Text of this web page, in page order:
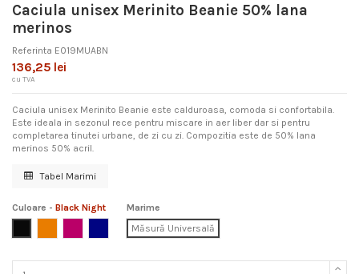
Caciula unisex Merinito Beanie 50% lana
merinos
Referinta E019MUABN
136,25 lei
cu TVA
Caciula unisex Merinito Beanie este calduroasa, comoda si confortabila.
Este ideala in sezonul rece pentru miscare in aer liber dar si pentru
completarea tinutei urbane, de zi cu zi. Compozitia este de 50% lana
merinos 50% acril.
Tabel Marimi
Culoare - Black Night
Magenta Raspberry
Blue Ribbon
Marime
Măsură Universală